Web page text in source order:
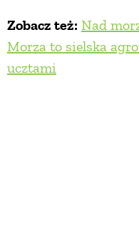
Zobacz też: Nad
Morza to sielska
ucztami